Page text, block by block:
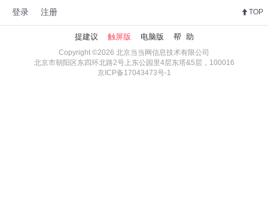
登录 注册 TOP
提建议 触屏版 电脑版 帮 助
Copyright ©2026 北京当当网信息技术有限公司
北京市朝阳区东四环北路2号上东公园里4层东塔&5层，100016
京ICP备17043473号-1